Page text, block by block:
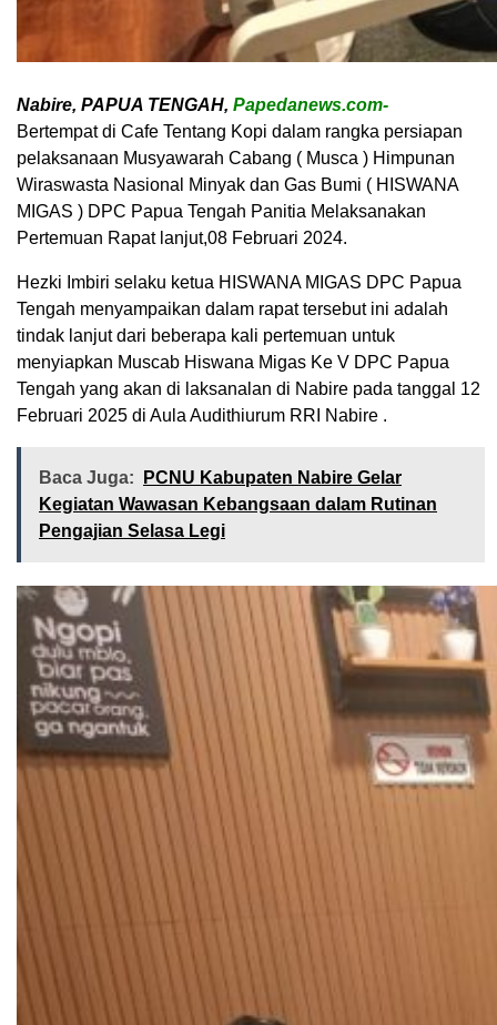
Nabire, PAPUA TENGAH, Papedanews.com-
Bertempat di Cafe Tentang Kopi dalam rangka persiapan
pelaksanaan Musyawarah Cabang ( Musca ) Himpunan
Wiraswasta Nasional Minyak dan Gas Bumi ( HISWANA
MIGAS ) DPC Papua Tengah Panitia Melaksanakan
Pertemuan Rapat lanjut,08 Februari 2024.
Hezki Imbiri selaku ketua HISWANA MIGAS DPC Papua
Tengah menyampaikan dalam rapat tersebut ini adalah
tindak lanjut dari beberapa kali pertemuan untuk
menyiapkan Muscab Hiswana Migas Ke V DPC Papua
Tengah yang akan di laksanalan di Nabire pada tanggal 12
Februari 2025 di Aula Audithiurum RRI Nabire .
Baca Juga:
PCNU Kabupaten Nabire Gelar
Kegiatan Wawasan Kebangsaan dalam Rutinan
Pengajian Selasa Legi